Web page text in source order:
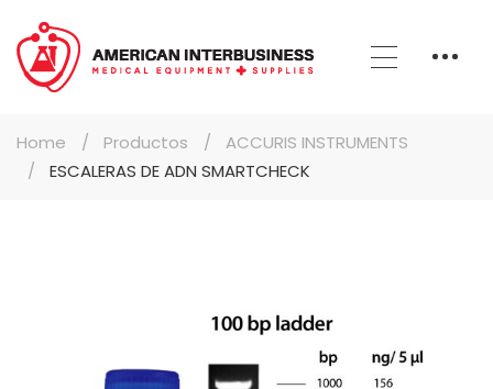
Home Productos
ACCURIS INSTRUMENTS
ESCALERAS DE ADN SMARTCHECK